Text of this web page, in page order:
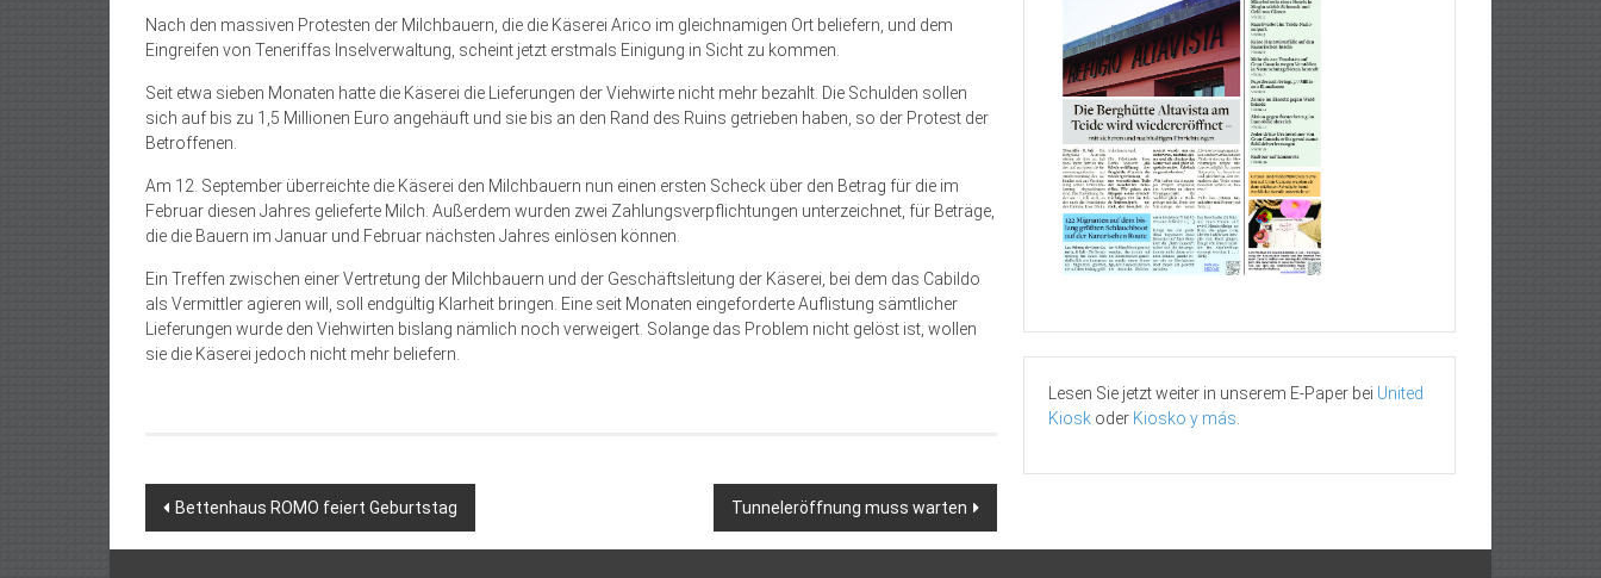
Nach den massiven Protes­ten der Milchbauern, die die Käserei Arico im gleichnamigen Ort beliefern, und dem
Eingreifen von Teneriffas Inselverwaltung, scheint jetzt erstmals Einigung in Sicht zu kommen.
Seit etwa sieben Monaten hatte die Käserei die Lieferungen der Viehwirte nicht mehr bezahlt. Die Schulden sollen
sich auf bis zu 1,5 Millionen Euro angehäuft und sie bis an den Rand des Ruins getrieben haben, so der Protest der
Betroffenen.
Am 12. September überreichte die Käserei den Milchbauern nun einen ersten Scheck über den Betrag für die im
Februar diesen Jahres gelieferte Milch. Außerdem wurden zwei Zahlungsverpflichtungen unterzeichnet, für Beträge,
die die Bauern im Januar und Februar nächsten Jahres einlösen können.
Ein Treffen zwischen einer Vertretung der Milchbauern und der Geschäftsleitung der Käserei, bei dem das Cabildo
als Vermittler agieren will, soll endgültig Klarheit bringen. Eine seit Monaten eingeforderte Auflistung sämtlicher
Lieferungen wurde den Viehwirten bislang nämlich noch verweigert. Solange das Problem nicht gelöst ist, wollen
sie die Käserei jedoch nicht mehr beliefern.
Beitragsnavigation
Bettenhaus ROMO feiert Geburtstag Tunneleröffnung muss warten
Lesen Sie jetzt weiter in unserem E-Paper bei United
Kiosk oder Kiosko y más